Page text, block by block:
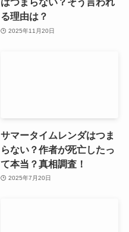
る理由は？
2025年11月20日
サマータイムレンダはつま
らない？作者が死亡したっ
て本当？真相調査！
2025年7月20日